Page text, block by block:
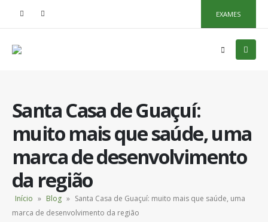
EXAMES
Santa Casa de Guaçuí:
muito mais que saúde, uma
marca de desenvolvimento
da região
Início » Blog » Santa Casa de Guaçuí: muito mais que saúde, uma
marca de desenvolvimento da região